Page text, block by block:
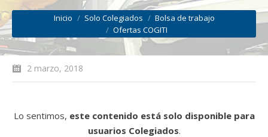
You are here:
Inicio Solo Colegiados
Bolsa de trabajo
Ofertas COGITI
2 marzo, 2018
Lo sentimos, este contenido está solo disponible para
usuarios Colegiados.